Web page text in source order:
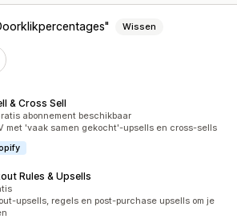
Wissen
& Cross Sell
in totaalabonnement beschikbaar
met 'vaak samen gekocht'-upsells en cross-sells
Rules & Upsells
totaal
upsells, regels en post-purchase upsells om je